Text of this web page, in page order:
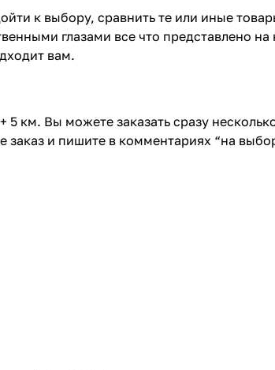
к выбору, сравнить те или иные
глазами все что представлено
вам.
км. Вы можете заказать сразу
заказ и пишите в комментариях “на